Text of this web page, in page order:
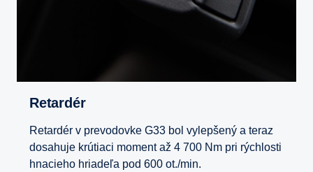
Retardér
Retardér v prevodovke G33 bol vylepšený a teraz
dosahuje krútiaci moment až 4 700 Nm pri rýchlosti
hnacieho hriadeľa pod 600 ot./min.